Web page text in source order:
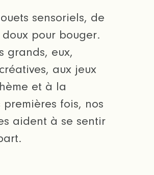
sensoriels, de
doux pour bouger.
grands, eux,
aux jeux
et à la
fois, nos
aident à se sentir